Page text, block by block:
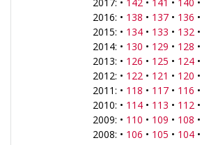
2017: • 142• 141 • 140 •
2016: • 138 • 137• 136 •
2015: • 134• 133 • 132•
2014: • 130 • 129 • 128 •
2013: • 126 • 125 • 124•
2012: • 122• 121 • 120 •
2011: • 118 • 117• 116 •
2010: • 114• 113 • 112•
2009: • 110 • 109 • 108 •
2008: • 106 • 105 • 104•